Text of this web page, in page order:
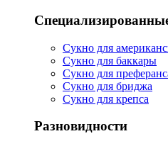
Сукно для
Сукно для баккары
Сукно для
Сукно для бриджа
Сукно для крепса
Разновидности